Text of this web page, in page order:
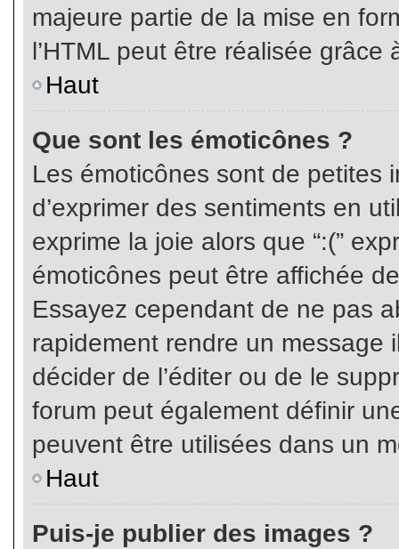
majeure partie de la mise en
l’HTML peut être réalisée grâce
Haut
Que sont les émoticônes ?
Les émoticônes sont de petites
d’exprimer des sentiments en
exprime la joie alors que “:(”
émoticônes peut être affichée
Essayez cependant de ne pas
rapidement rendre un message
décider de l’éditer ou de le
forum peut également définir
peuvent être utilisées dans un
Haut
Puis-je publier des images ?